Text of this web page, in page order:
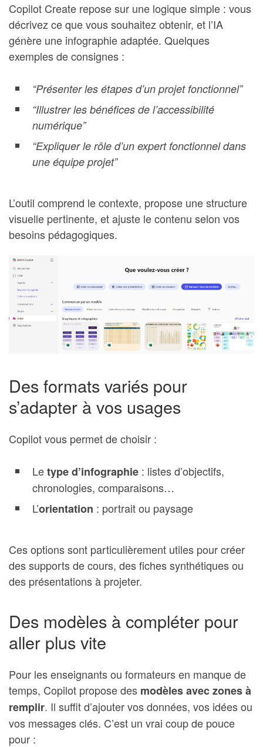
Copilot Create repose sur une logique simple : vous
décrivez ce que vous souhaitez obtenir, et l’IA
génère une infographie adaptée. Quelques
exemples de consignes :
“Présenter les étapes d’un projet fonctionnel”
“Illustrer les bénéfices de l’accessibilité
numérique”
“Expliquer le rôle d’un expert fonctionnel dans
une équipe projet”
L’outil comprend le contexte, propose une structure
visuelle pertinente, et ajuste le contenu selon vos
besoins pédagogiques.
Des formats variés pour
s’adapter à vos usages
Copilot vous permet de choisir :
Letype d’infographie : listes d’objectifs,
chronologies, comparaisons…
L’orientation : portrait ou paysage
Ces options sont particulièrement utiles pour créer
des supports de cours, des fiches synthétiques ou
des présentations à projeter.
Des modèles à compléter pour
aller plus vite
Pour les enseignants ou formateurs en manque de
temps, Copilot propose des modèles avec zones à
remplir. Il suffit d’ajouter vos données, vos idées ou
vos messages clés. C’est un vrai coup de pouce
pour :